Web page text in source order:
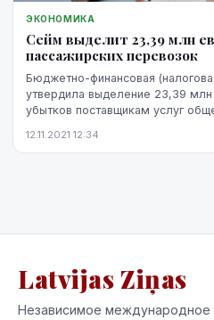
ЭКОНОМИКА
Сейм выделит 23,39 млн
пассажирских перевозок
Бюджетно-финансовая
утвердила выделение 23,39
убытков поставщикам услуг
12.11.2021 12:34
Latvijas Ziņas
Независимое международное